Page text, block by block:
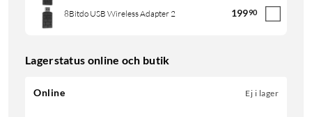
8Bitdo USB Wireless Adapter 2 19990
Lagerstatus online och butik
Online Ej i lager